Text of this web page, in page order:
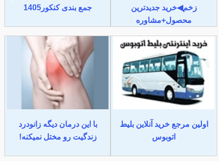
زخم◀خرید جدیدترین
محصول+مشاوره
جمع بندی کنکور1405
اولین مرجع خرید آنلاین بلیط
اتوبوس
با این درمان دیگه زانودرد
زندگیت رو مختل نمیکنه!